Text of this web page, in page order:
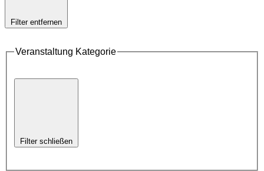
Filter entfernen
Veranstaltung Kategorie
Filter schließen